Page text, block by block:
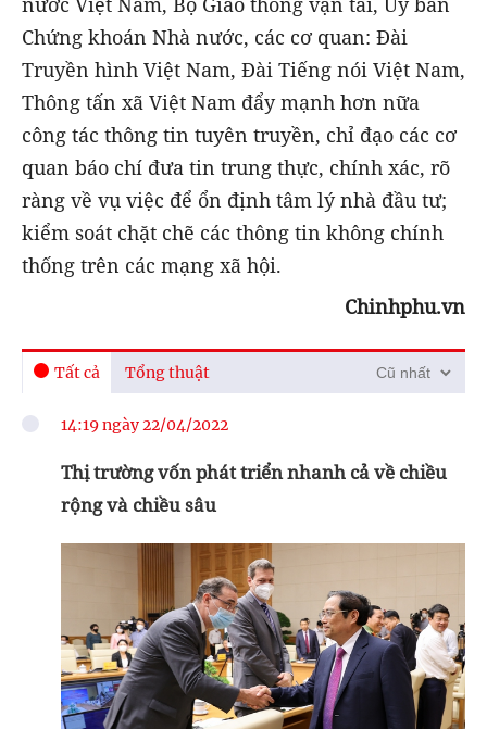
Chứng khoán Nhà nước, các cơ quan: Đài
Truyền hình Việt Nam, Đài Tiếng nói Việt Nam,
Thông tấn xã Việt Nam đẩy mạnh hơn nữa
công tác thông tin tuyên truyền, chỉ đạo các cơ
quan báo chí đưa tin trung thực, chính xác, rõ
ràng về vụ việc để ổn định tâm lý nhà đầu tư;
kiểm soát chặt chẽ các thông tin không chính
thống trên các mạng xã hội.
Chinhphu.vn
Tất cả Tổng thuật
14:19 ngày 22/04/2022
Thị trường vốn phát triển nhanh cả về chiều
rộng và chiều sâu